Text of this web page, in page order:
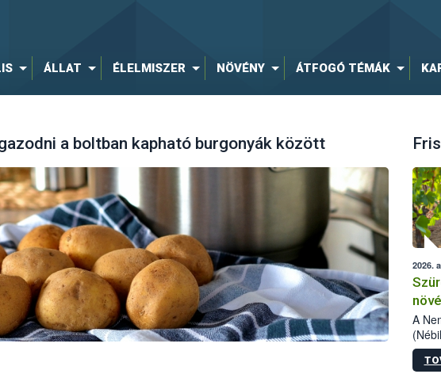
ÁLLAT ÉLELMISZER NÖVÉNY ÁTFOGÓ TÉMÁK
a boltban kapható burgonyák között
2026.
A